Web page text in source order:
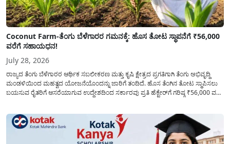
Coconut Farm-ತೆಂಗು ಬೆಳೆಗಾರರ ಗಮನಕ್ಕೆ: ಹೊಸ ತೋಟ ಸ್ಥಾಪನೆಗೆ ₹56,000
ವರೆಗೆ ಸಹಾಯಧನ!
July 28, 2026
ರಾಜ್ಯದ ತೆಂಗು ಬೆಳೆಗಾರರ ಆರ್ಥಿಕ ಸಬಲೀಕರಣ ಮತ್ತು ಕೃಷಿ ಕ್ಷೇತ್ರದ ಪ್ರಗತಿಗಾಗಿ ತೆಂಗು ಅಭಿವೃದ್ದಿ
ಮಂಡಳಿಯಿಂದ ಮಹತ್ವದ ಯೋಜನೆಯೊಂದನ್ನು ಜಾರಿಗೆ ತಂದಿದೆ. ಹೊಸ ತೆಂಗಿನ ತೋಟ ಸ್ಥಾಪಿಸಲು
ಬಯಸುವ ರೈತರಿಗೆ ಆಸರೆಯಾಗುವ ಉದ್ದೇಶದಿಂದ ಸರ್ಕಾರವು ಪ್ರತಿ ಹೆಕ್ಟೇರ್‌ಗೆ ಗರಿಷ್ಠ ₹56,000 ವರೆಗೆ